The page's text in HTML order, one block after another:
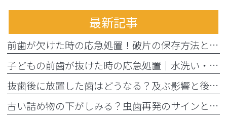
最新記事
前歯が欠けた時の応急処置！破片の保存方法と受診までの注意点
子どもの前歯が抜けた時の応急処置｜水洗い・牛乳保存と受診目安
抜歯後に放置した歯はどうなる？及ぶ影響と後から始める治療法
古い詰め物の下がしみる？虫歯再発のサインと痛くない精密治療